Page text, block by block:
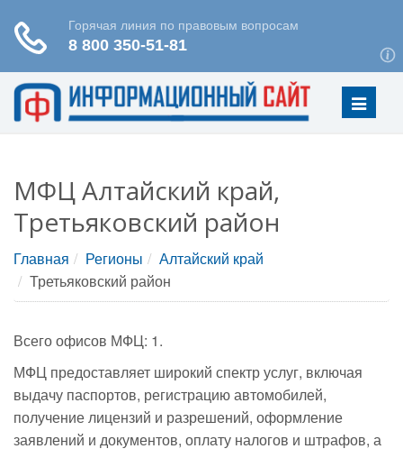
Меню
МФЦ Алтайский край,
Третьяковский район
Главная Регионы
Алтайский край
Третьяковский район
Всего офисов МФЦ: 1.
МФЦ предоставляет широкий спектр услуг, включая
выдачу паспортов, регистрацию автомобилей,
получение лицензий и разрешений, оформление
заявлений и документов, оплату налогов и штрафов, а